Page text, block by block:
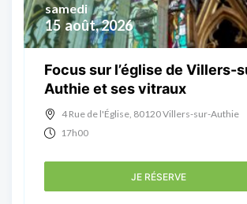
15 août, 2026
samedi
Focus sur l’église de Villers-
Authie et ses vitraux
4 Rue de l'Église, 80120 Villers-sur-Authie
17h00
JE RÉSERVE